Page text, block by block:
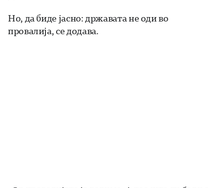
Но, да биде јасно: државата не оди во
провалија, се додава.